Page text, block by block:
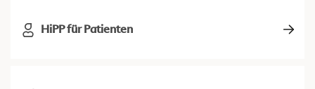
HiPP für Patienten